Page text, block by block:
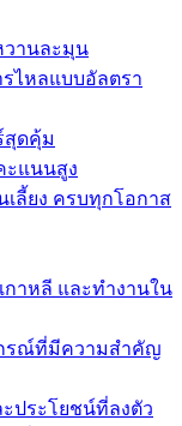
วานละมุน
รไหลแบบอัลตรา
สุดคุ้ม
ะแนนสูง
ลี้ยง ครบทุกโอกาส
กาหลี และทำงานใน
กรณ์ที่มีความสำคัญ
ประโยชน์ที่ลงตัว